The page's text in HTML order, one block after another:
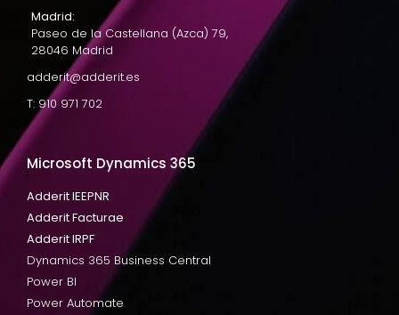
Madrid:
Paseo de la Castellana (Azca) 79,
28046 Madrid
adderit@adderit.es
T: 910 971 702
Microsoft Dynamics 365
Adderit IEEPNR
Adderit Facturae
Adderit IRPF
Dynamics 365 Business Central
Power BI
Power Automate